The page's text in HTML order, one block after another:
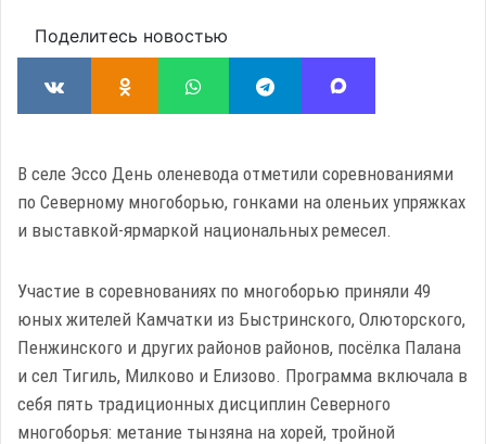
Поделитесь новостью
В селе Эссо День оленевода отметили соревнованиями
по Северному многоборью, гонками на оленьих упряжках
и выставкой-ярмаркой национальных ремесел.
Участие в соревнованиях по многоборью приняли 49
юных жителей Камчатки из Быстринского, Олюторского,
Пенжинского и других районов районов, посёлка Палана
и сел Тигиль, Милково и Елизово. Программа включала в
себя пять традиционных дисциплин Северного
многоборья: метание тынзяна на хорей, тройной